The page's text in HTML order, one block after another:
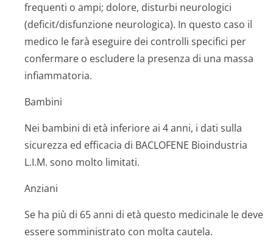
frequenti o ampi; dolore, disturbi neurologici
(deficit/disfun­zione neurologica). In questo caso il
medico le farà eseguire dei controlli specifici per
confermare o escludere la presenza di una massa
infiammatoria.
Bambini
Nei bambini di età inferiore ai 4 anni, i dati sulla
sicurezza ed efficacia di BACLOFENE Bioindustria
L.I.M. sono molto limitati.
Anziani
Se ha più di 65 anni di età questo medicinale le deve
essere somministrato con molta cautela.